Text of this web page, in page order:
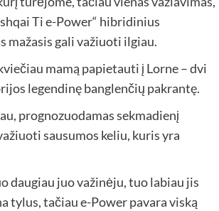
Ti e-Power“ hibridinius
mažasis gali važiuoti ilgiau.
mamą papietauti į Lorne – dvi
legendinę banglenčių pakrantę.
prognozuodamas sekmadienį
sausumos keliu, kuris yra
daugiau juo važinėju, tuo labiau jis
tylus, tačiau e-Power pavara viską